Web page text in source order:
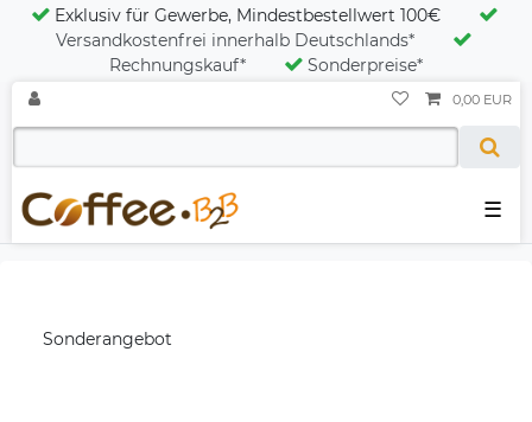
Exklusiv für Gewerbe, Mindestbestellwert 100€
Versandkostenfrei innerhalb Deutschlands*
Rechnungskauf*
Sonderpreise*
☰
0,00 EUR
Sonderangebot